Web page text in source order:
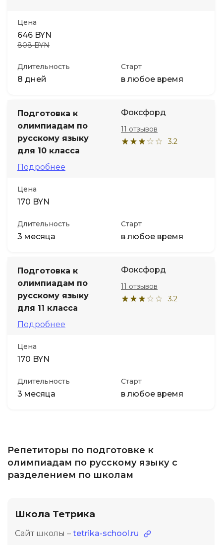
Цена
646 BYN
808 BYN
Длительность
8 дней
Старт
в любое время
Подготовка к
олимпиадам по
русскому языку
для 10 класса
Подробнее
Фоксфорд
3.2
11 отзывов
Цена
170 BYN
Длительность
3 месяца
Старт
в любое время
Подготовка к
олимпиадам по
русскому языку
для 11 класса
Подробнее
Фоксфорд
3.2
11 отзывов
Цена
170 BYN
Длительность
3 месяца
Старт
в любое время
Репетиторы по подготовке к
олимпиадам по русскому языку с
разделением по школам
Школа Тетрика
Сайт школы – tetrika-school.ru